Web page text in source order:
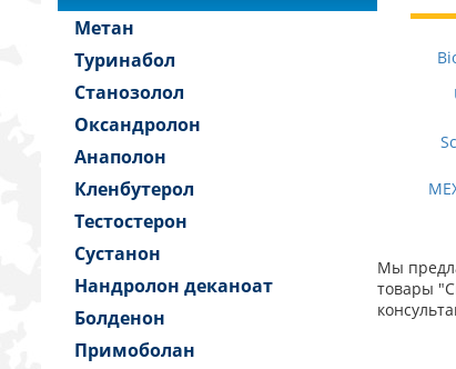
Метан
Туринабол
Станозолол
Оксандролон
Анаполон
Кленбутерол
Тестостерон
Сустанон
Нандролон деканоат
Болденон
Примоболан
Мы
товары